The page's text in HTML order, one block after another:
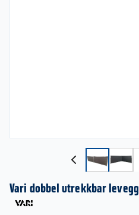
Vari dobbel utrekkbar levegg